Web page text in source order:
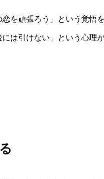
を頑張ろう」という覚悟
は引けない」という心理